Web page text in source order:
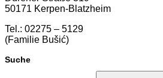
50171 Kerpen-Blatzheim
Tel.: 02275 – 5129
(Familie Bušić)
Suche